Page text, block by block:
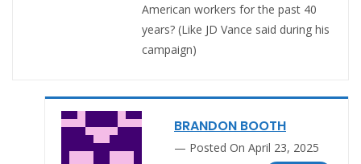
American workers for the past 40
years? (Like JD Vance said during his
campaign)
BRANDON BOOTH
Posted On April 23, 2025